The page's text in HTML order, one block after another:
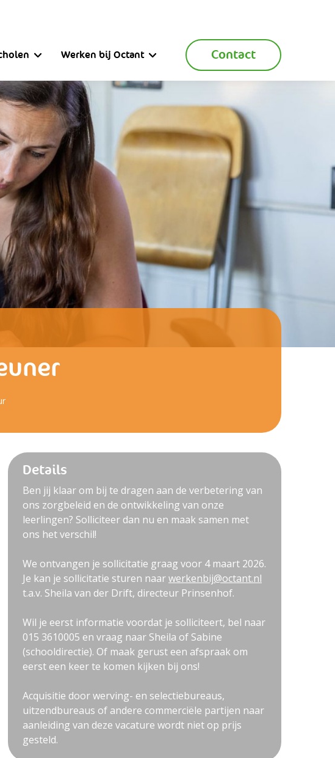
Werken bij Octant Contact
Details
Ben jij klaar om bij te dragen aan de verbetering van
ons zorgbeleid en de ontwikkeling van onze
leerlingen? Solliciteer dan nu en maak samen met
ons het verschil!
We ontvangen je sollicitatie graag voor 4 maart 2026.
Je kan je sollicitatie sturen naarwerkenbij@octant.nl
t.a.v. Sheila van der Drift, directeur Prinsenhof.
Wil je eerst informatie voordat je solliciteert, bel naar
015 3610005 en vraag naar Sheila of Sabine
(schooldirectie). Of maak gerust een afspraak om
eerst een keer te komen kijken bij ons!
Acquisitie door werving- en selectiebureaus,
uitzendbureaus of andere commerciële partijen naar
aanleiding van deze vacature wordt niet op prijs
gesteld.